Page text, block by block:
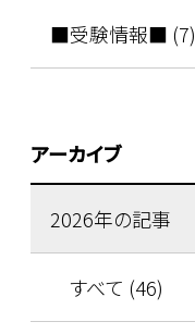
■受験情報■ (7)
アーカイブ
2026年の記事
すべて (46)